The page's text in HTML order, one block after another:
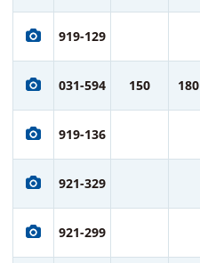
919-129
031-594 150 180
919-136
921-329
921-299